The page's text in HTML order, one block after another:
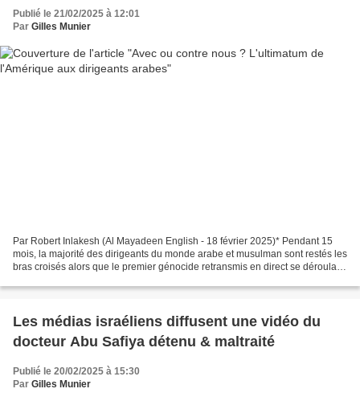
Publié le 21/02/2025 à 12:01
Par Gilles Munier
Par Robert Inlakesh (Al Mayadeen English - 18 février 2025)* Pendant 15
mois, la majorité des dirigeants du monde arabe et musulman sont restés les
bras croisés alors que le premier génocide retransmis en direct se déroulait
Les médias israéliens diffusent une vidéo du
docteur Abu Safiya détenu & maltraité
Publié le 20/02/2025 à 15:30
Par Gilles Munier